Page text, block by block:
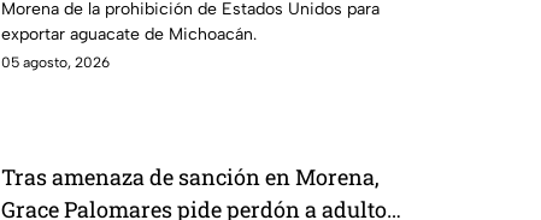
Morena de la prohibición de Estados Unidos para
exportar aguacate de Michoacán.
05 agosto, 2026
Tras amenaza de sanción en Morena,
Grace Palomares pide perdón a adultos